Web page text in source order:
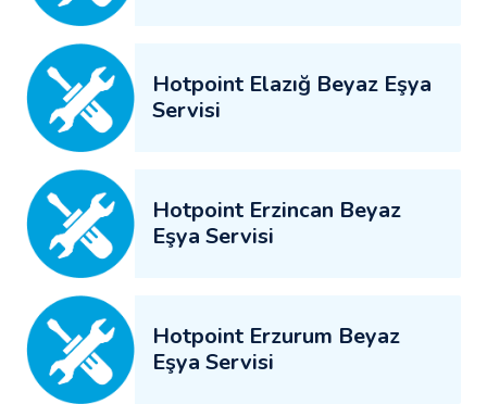
Hotpoint Elazığ Beyaz Eşya
Servisi
Hotpoint Erzincan Beyaz
Eşya Servisi
Hotpoint Erzurum Beyaz
Eşya Servisi